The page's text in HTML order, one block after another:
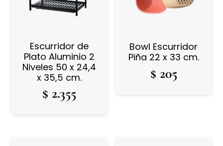
Escurridor de
Plato Aluminio 2
Niveles 50 x 24,4
x 35,5 cm.
$ 2.355
Bowl Escurridor
Piña 22 x 33 cm.
$ 205